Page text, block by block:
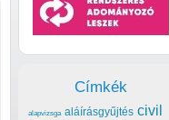
Címkék
alapvizsga aláírásgyűjtés civil